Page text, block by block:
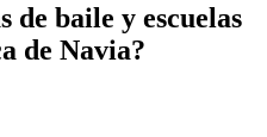
de baile y escuelas
de Navia?